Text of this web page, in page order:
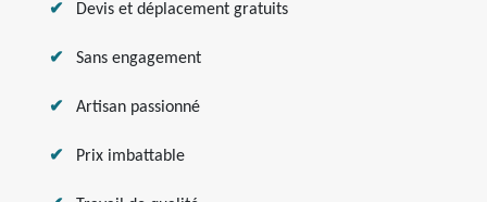
Devis et déplacement gratuits
Sans engagement
Artisan passionné
Prix imbattable